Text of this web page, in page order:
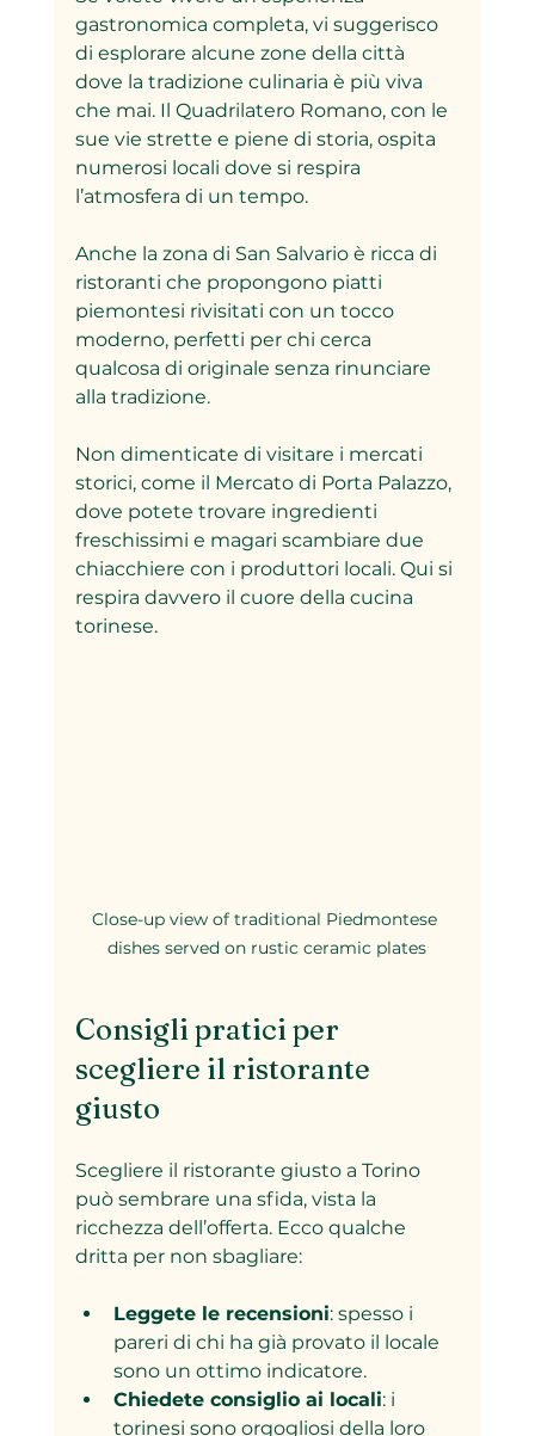
gastronomica completa, vi suggerisco
di esplorare alcune zone della città
dove la tradizione culinaria è più viva
che mai. Il Quadrilatero Romano, con le
sue vie strette e piene di storia, ospita
numerosi locali dove si respira
l’atmosfera di un tempo.
Anche la zona di San Salvario è ricca di
ristoranti che propongono piatti
piemontesi rivisitati con un tocco
moderno, perfetti per chi cerca
qualcosa di originale senza rinunciare
alla tradizione.
Non dimenticate di visitare i mercati
storici, come il Mercato di Porta Palazzo,
dove potete trovare ingredienti
freschissimi e magari scambiare due
chiacchiere con i produttori locali. Qui si
respira davvero il cuore della cucina
torinese.
Close-up view of traditional Piedmontese
dishes served on rustic ceramic plates
Consigli pratici per
scegliere il ristorante
giusto
Scegliere il ristorante giusto a Torino
può sembrare una sfida, vista la
ricchezza dell’offerta. Ecco qualche
dritta per non sbagliare:
Leggete le recensioni: spesso i
pareri di chi ha già provato il locale
sono un ottimo indicatore.
Chiedete consiglio ai locali: i
torinesi sono orgogliosi della loro